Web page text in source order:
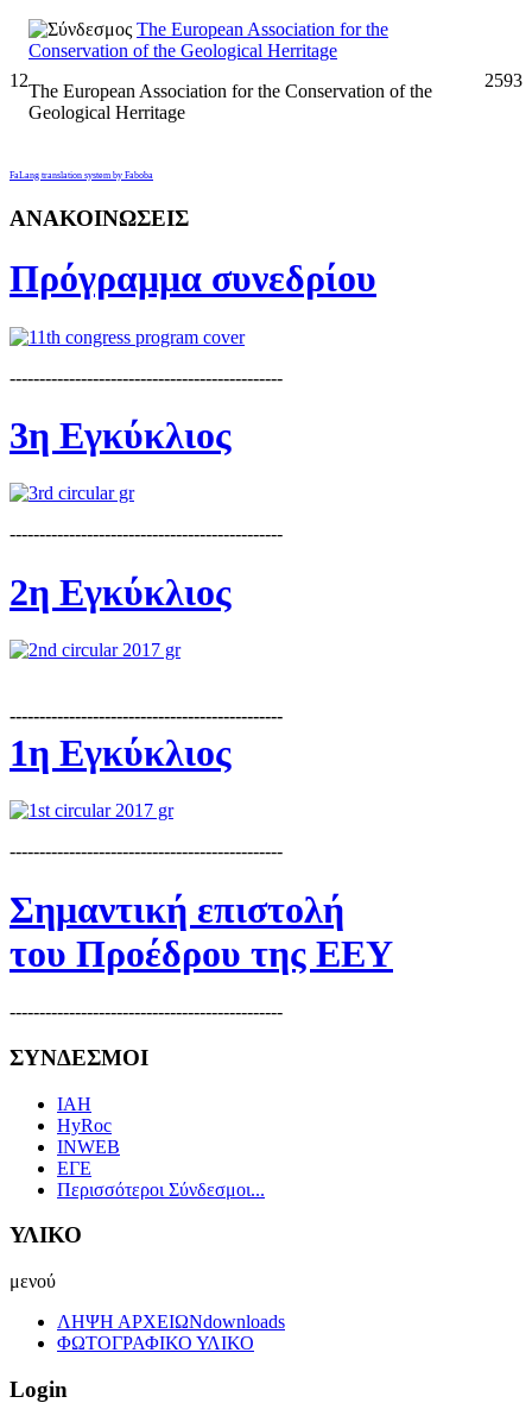
12
The European Association for the
Conservation of the Geological Herritage
The European Association for the Conservation of the
Geological Herritage
2593
FaLang translation system by Faboba
ΑΝΑΚΟΙΝΩΣΕΙΣ
Πρόγραμμα συνεδρίου
----------------------------------------------
3η Εγκύκλιος
----------------------------------------------
2η Εγκύκλιος
----------------------------------------------
1η Εγκύκλιος
----------------------------------------------
Σημαντική επιστολή
του Προέδρου της ΕΕΥ
----------------------------------------------
ΣΥΝΔΕΣΜΟΙ
IAH
HyRoc
INWEB
ΕΓΕ
Περισσότεροι Σύνδεσμοι...
ΥΛΙΚΟ
μενού
ΛΗΨΗ ΑΡΧΕΙΩΝdownloads
ΦΩΤΟΓΡΑΦΙΚΟ ΥΛΙΚΟ
Login